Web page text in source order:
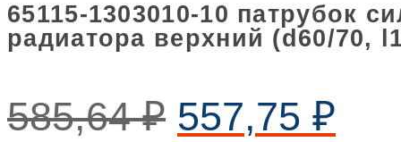
65115-1303010-10 патрубок
радиатора верхний (d60/70,
585,64₽ 557,75 ₽